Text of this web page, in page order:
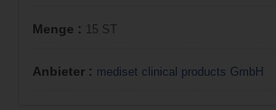
Menge : 15 ST
Anbieter : mediset clinical products GmbH